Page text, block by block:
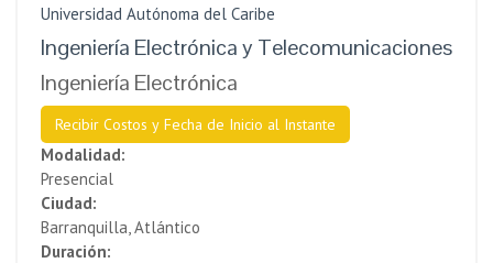
Universidad Autónoma del Caribe
Ingeniería Electrónica y Telecomunicaciones
Ingeniería Electrónica
Recibir Costos y Fecha de Inicio al Instante
Modalidad:
Presencial
Ciudad:
Barranquilla, Atlántico
Duración: